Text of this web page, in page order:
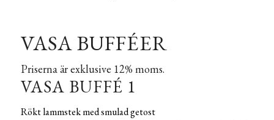
VASA BUFFÉER
Priserna är exklusive 12% moms.
VASA BUFFÉ 1
Rökt lammstek med smulad getost